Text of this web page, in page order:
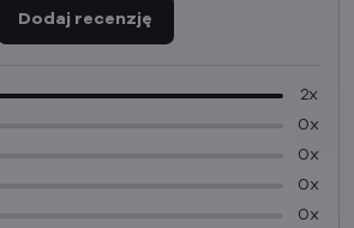
Dodaj recenzję
2x
0x
0x
0x
0x